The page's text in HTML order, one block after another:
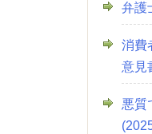
弁護
消費
意見
悪質